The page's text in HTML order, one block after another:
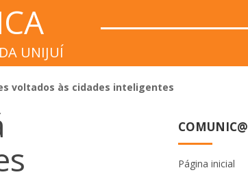
UNIJUÍ
voltados às cidades inteligentes
COMUNIC@
Página inicial